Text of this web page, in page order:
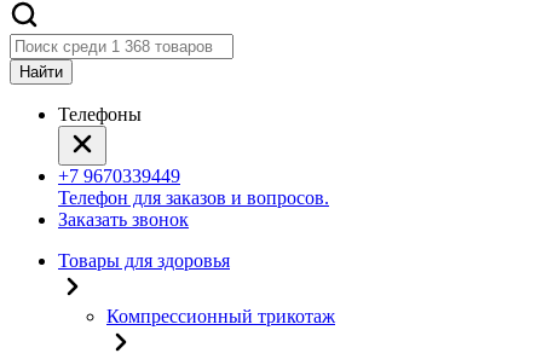
Найти
Телефоны
+7 9670339449
Телефон для заказов и вопросов.
Заказать звонок
Товары для здоровья
Компрессионный трикотаж